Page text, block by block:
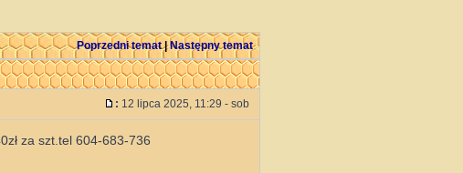
Poprzedni temat|Następny temat
: 12 lipca 2025, 11:29 - sob
za szt.tel 604-683-736